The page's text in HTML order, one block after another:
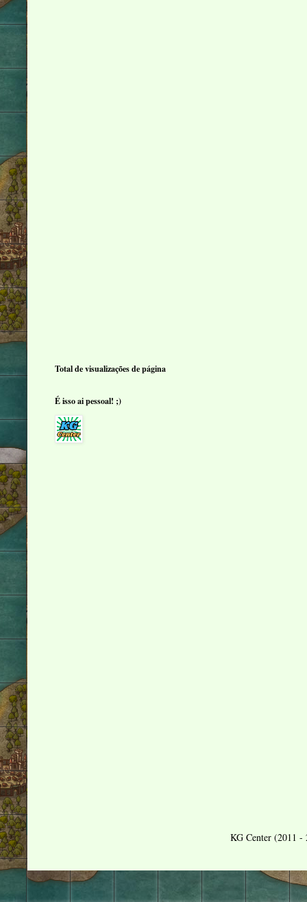
Total de visualizações de página
É isso ai pessoal! ;)
KG Center (2011 -